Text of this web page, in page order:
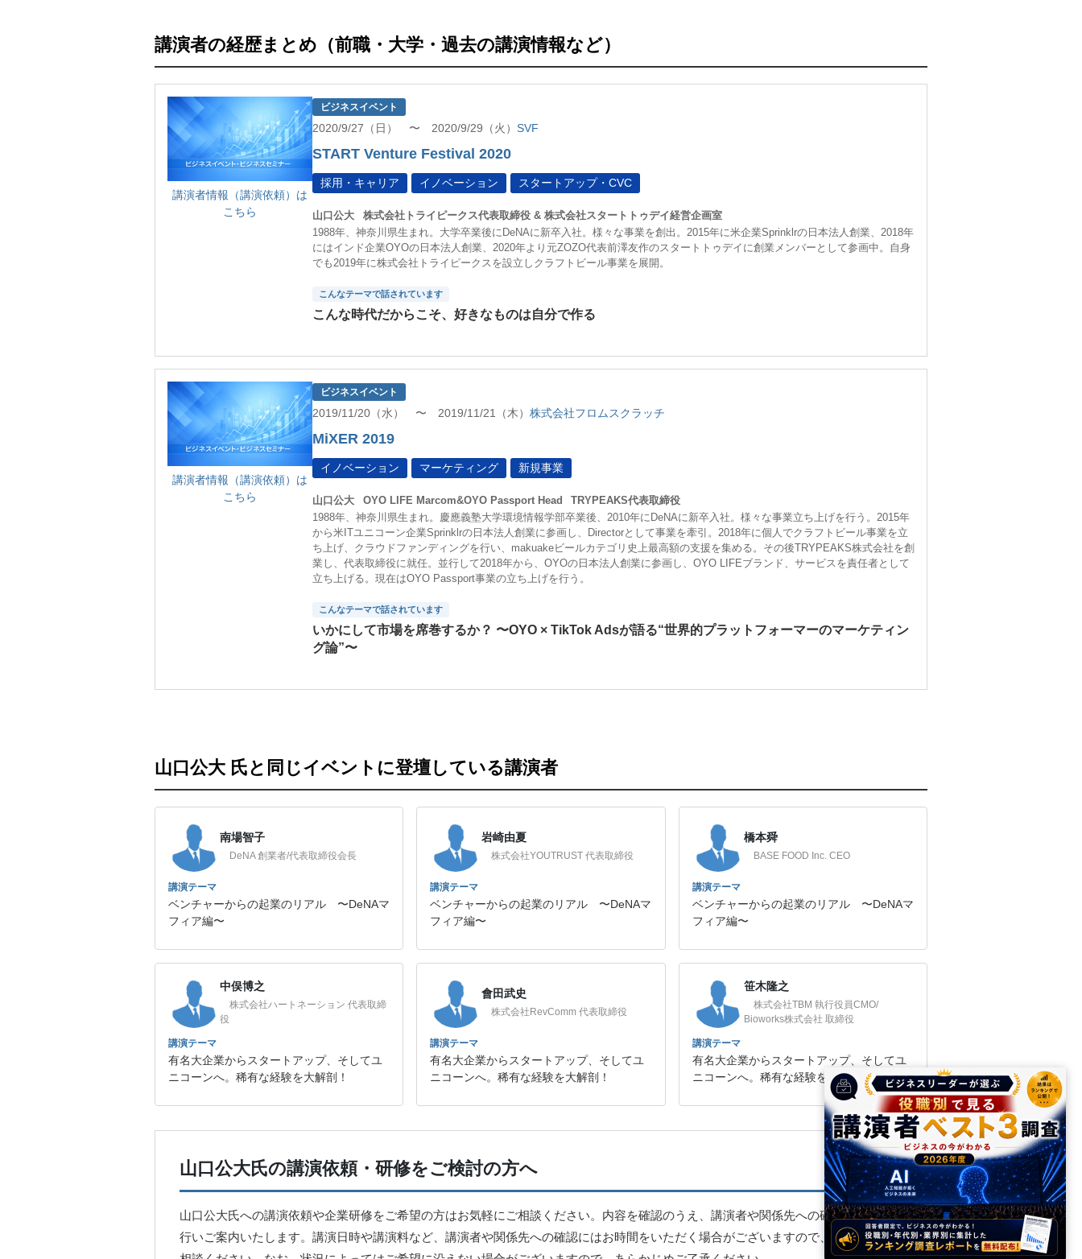
講演者の経歴まとめ（前職・大学・過去の講演情報など）
講演者情報（講演依頼）は
こちら
ビジネスイベント
2020/9/27（日） 〜 2020/9/29（火） SVF
START Venture Festival 2020
採用・キャリア イノベーション スタートアップ・CVC
山口公大
株式会社トライピークス代表取締役 & 株式会社スタートトゥデイ経営企画室
1988年、神奈川県生まれ。大学卒業後にDeNAに新卒入社。様々な事業を創出。2015年に米企業Sprinklrの日本法人創業、2018年
にはインド企業OYOの日本法人創業、2020年より元ZOZO代表前澤友作のスタートトゥデイに創業メンバーとして参画中。自身
でも2019年に株式会社トライピークスを設立しクラフトビール事業を展開。
こんなテーマで話されています
こんな時代だからこそ、好きなものは自分で作る
講演者情報（講演依頼）は
こちら
ビジネスイベント
2019/11/20（水） 〜 2019/11/21（木） 株式会社フロムスクラッチ
MiXER 2019
イノベーション マーケティング 新規事業
山口公大 OYO LIFE Marcom&OYO Passport Head
TRYPEAKS代表取締役
1988年、神奈川県生まれ。慶應義塾大学環境情報学部卒業後、2010年にDeNAに新卒入社。様々な事業立ち上げを行う。2015年
から米ITユニコーン企業Sprinklrの日本法人創業に参画し、Directorとして事業を牽引。2018年に個人でクラフトビール事業を立
ち上げ、クラウドファンディングを行い、makuakeビールカテゴリ史上最高額の支援を集める。その後TRYPEAKS株式会社を創
業し、代表取締役に就任。並行して2018年から、OYOの日本法人創業に参画し、OYO LIFEブランド、サービスを責任者として
立ち上げる。現在はOYO Passport事業の立ち上げを行う。
こんなテーマで話されています
いかにして市場を席巻するか？ 〜OYO × ​​TikTok Adsが語る“世界的プラットフォーマーのマーケティン
グ論”〜
山口公大 氏と同じイベントに登壇している講演者
南場智子
DeNA 創業者/代表取締役会長
講演テーマ
ベンチャーからの起業のリアル 〜DeNAマ
フィア編〜
岩崎由夏
株式会社YOUTRUST 代表取締役
講演テーマ
ベンチャーからの起業のリアル 〜DeNAマ
フィア編〜
橋本舜
BASE FOOD Inc. CEO
講演テーマ
ベンチャーからの起業のリアル 〜DeNAマ
フィア編〜
中俣博之
株式会社ハートネーション 代表取締
役
講演テーマ
有名大企業からスタートアップ、そしてユ
ニコーンへ。稀有な経験を大解剖！
會田武史
株式会社RevComm 代表取締役
講演テーマ
有名大企業からスタートアップ、そしてユ
ニコーンへ。稀有な経験を大解剖！
笹木隆之
株式会社TBM 執行役員CMO/‎
Bioworks株式会社 取締役
講演テーマ
有名大企業からスタートアップ、そしてユ
ニコーンへ。稀有な経験を大解剖！
山口公大氏の講演依頼・研修をご検討の方へ
山口公大氏への講演依頼や企業研修をご希望の方はお気軽にご相談ください。内容を確認のうえ、講演者や関係先への確認・調整を
行いご案内いたします。講演日時や講演料など、講演者や関係先への確認にはお時間をいただく場合がございますので、お早めにご